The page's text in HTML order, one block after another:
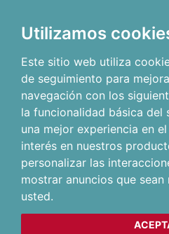
Utilizamos
Este sitio web utiliza
de seguimiento para
navegación con los
la funcionalidad básica del
una mejor experiencia en
interés en nuestros
personalizar las
mostrar anuncios que sean
usted.